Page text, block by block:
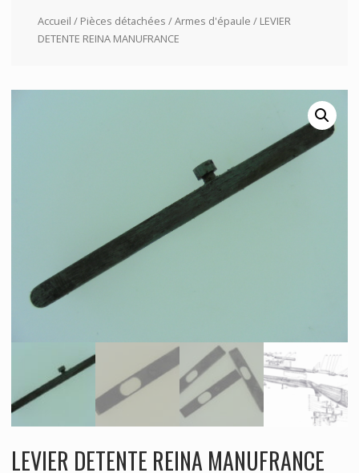
Accueil / Pièces détachées /Armes d'épaule / LEVIER
DETENTE REINA MANUFRANCE
LEVIER DETENTE REINA MANUFRANCE